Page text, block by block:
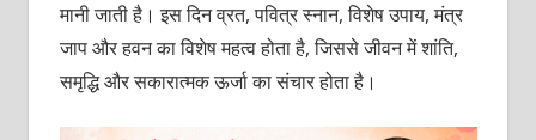
मानी जाती है। इस दिन व्रत, पवित्र स्नान, विशेष उपाय, मंत्र
जाप और हवन का विशेष महत्व होता है, जिससे जीवन में शांति,
समृद्धि और सकारात्मक ऊर्जा का संचार होता है।